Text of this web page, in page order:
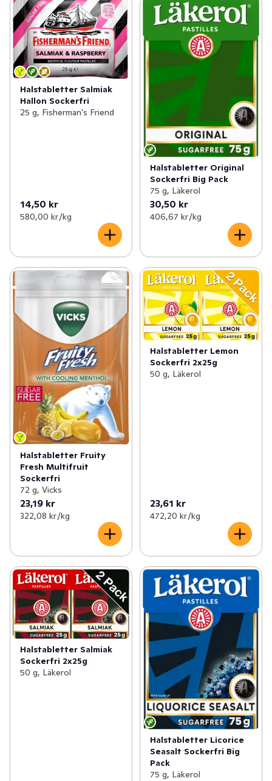
Halstabletter Salmiak
Hallon Sockerfri
25 g, Fisherman's Friend
14,50 kr
580,00 kr /kg
Halstabletter Original
Sockerfri Big Pack
75 g, Läkerol
30,50 kr
406,67 kr /kg
Halstabletter Fruity
Fresh Multifruit
Sockerfri
72 g, Vicks
23,19 kr
322,08 kr /kg
Halstabletter Lemon
Sockerfri 2x25g
50 g, Läkerol
23,61 kr
472,20 kr /kg
Halstabletter Salmiak
Sockerfri 2x25g
50 g, Läkerol
Halstabletter Licorice
Seasalt Sockerfri Big
Pack
75 g, Läkerol